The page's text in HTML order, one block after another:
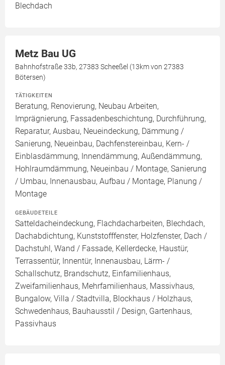
Blechdach
Metz Bau UG
Bahnhofstraße 33b, 27383 Scheeßel (13km von 27383
Bötersen)
TÄTIGKEITEN
Beratung, Renovierung, Neubau Arbeiten,
Imprägnierung, Fassadenbeschichtung, Durchführung,
Reparatur, Ausbau, Neueindeckung, Dämmung /
Sanierung, Neueinbau, Dachfenstereinbau, Kern- /
Einblasdämmung, Innendämmung, Außendämmung,
Hohlraumdämmung, Neueinbau / Montage, Sanierung
/ Umbau, Innenausbau, Aufbau / Montage, Planung /
Montage
GEBÄUDETEILE
Satteldacheindeckung, Flachdacharbeiten, Blechdach,
Dachabdichtung, Kunststofffenster, Holzfenster, Dach /
Dachstuhl, Wand / Fassade, Kellerdecke, Haustür,
Terrassentür, Innentür, Innenausbau, Lärm- /
Schallschutz, Brandschutz, Einfamilienhaus,
Zweifamilienhaus, Mehrfamilienhaus, Massivhaus,
Bungalow, Villa / Stadtvilla, Blockhaus / Holzhaus,
Schwedenhaus, Bauhausstil / Design, Gartenhaus,
Passivhaus